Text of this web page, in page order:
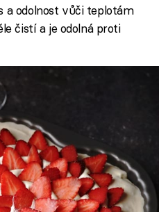
a odolnost vůči teplotám
čistí a je odolná proti